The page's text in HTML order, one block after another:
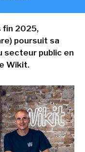
fin 2025,
poursuit sa
secteur public en
Wikit.